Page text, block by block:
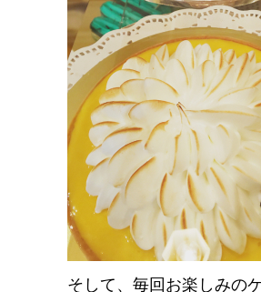
そして、毎回お楽しみの